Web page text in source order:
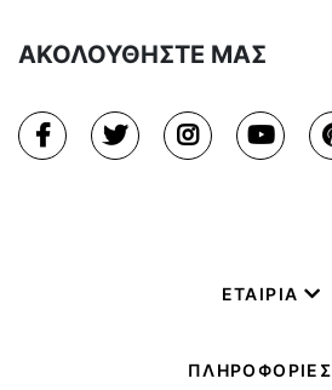
ΑΚΟΛΟΥΘΗΣΤΕ ΜΑΣ
ΕΤΑΙΡΙΑ
ΠΛΗΡΟΦΟΡΙΕΣ